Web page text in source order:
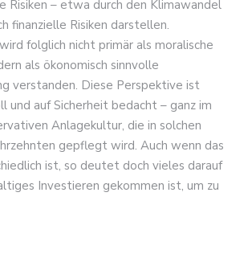
Risiken – etwa durch den Klimawandel
finanzielle Risiken darstellen.
folglich nicht primär als moralische
als ökonomisch sinnvolle
verstanden. Diese Perspektive ist
und auf Sicherheit bedacht – ganz im
Anlagekultur, die in solchen
gepflegt wird. Auch wenn das
ist, so deutet doch vieles darauf
Investieren gekommen ist, um zu